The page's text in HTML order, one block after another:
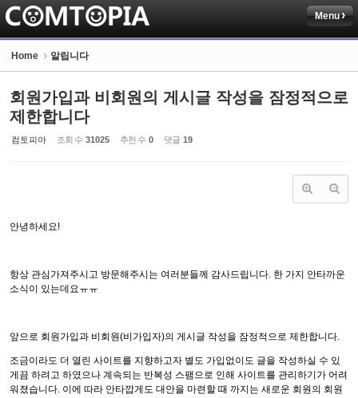
Menu
Home 알립니다
회원가입과 비회원의 게시글 작성을 잠정적으로
제한합니다
컴토피아 조회 수 31025 추천 수 0 댓글 19
안녕하세요!
항상 관심가져주시고 방문해주시는 여러분들께 감사드립니다. 한 가지 안타까운
소식이 있는데요ㅠㅠ
앞으로 회원가입과 비회원(비가입자)의 게시글 작성을 잠정적으로 제한합니다.
조금이라도 더 열린 사이트를 지향하고자 별도 가입없이도 글을 작성하실 수 있
게끔 하려고 하였으나 계속되는 반복성 스팸으로 인해 사이트를 관리하기가 어려
워졌습니다. 이에 따라 안타깝게도 대안을 마련할 때 까지는 새로운 회원의 회원
Sketchbook5, 스케치북5